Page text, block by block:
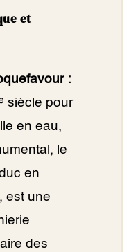
et
:
siècle pour
en eau,
le
en
est une
des